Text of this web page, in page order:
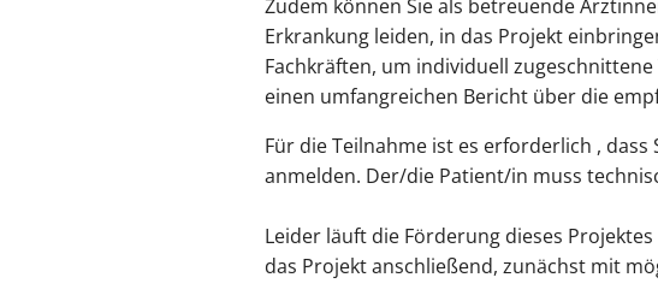
Zudem können Sie als betreuende
Erkrankung leiden, in das Projekt
Fachkräften, um individuell
einen umfangreichen Bericht über die
Für die Teilnahme ist es erforderlich ,
anmelden. Der/die Patient/in muss
Leider läuft die Förderung dieses
das Projekt anschließend, zunächst mit